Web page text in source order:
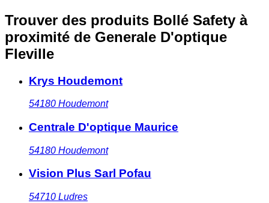
Trouver des produits Bollé Safety à
proximité de Generale D'optique
Fleville
Krys Houdemont
54180 Houdemont
Centrale D'optique Maurice
54180 Houdemont
Vision Plus Sarl Pofau
54710 Ludres